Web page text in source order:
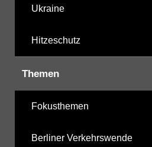
Ukraine
Hitzeschutz
Themen
Fokusthemen
Berliner Verkehrswende